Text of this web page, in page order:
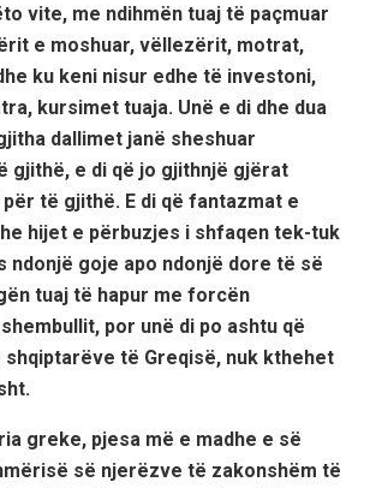
vite, me ndihmën tuaj të paçmuar
e moshuar, vëllezërit, motrat,
ku keni nisur edhe të investoni,
kursimet tuaja. Unë e di dhe dua
dallimet janë sheshuar
gjithë, e di që jo gjithnjë gjërat
të gjithë. E di që fantazmat e
hijet e përbuzjes i shfaqen tek-tuk
ndonjë goje apo ndonjë dore të së
tuaj të hapur me forcën
por unë di po ashtu që
shqiptarëve të Greqisë, nuk kthehet
greke, pjesa më e madhe e së
së njerëzve të zakonshëm të